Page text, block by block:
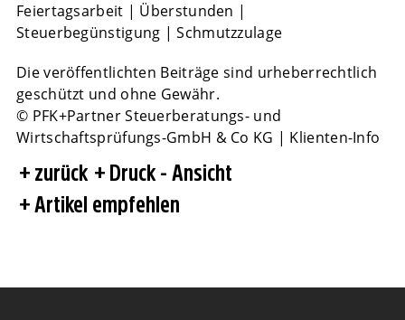
Feiertagsarbeit | Überstunden |
Steuerbegünstigung |Schmutzzulage
Die veröffentlichten Beiträge sind urheberrechtlich
geschützt und ohne Gewähr.
© PFK+Partner Steuerberatungs- und
Wirtschaftsprüfungs-GmbH & Co KG | Klienten-Info
zurück
Druck - Ansicht
Artikel empfehlen